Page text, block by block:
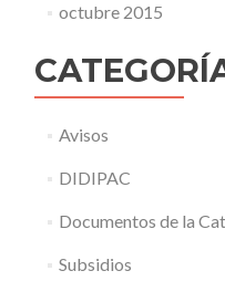
octubre 2015
Avisos
DIDIPAC
Documentos de la
Subsidios